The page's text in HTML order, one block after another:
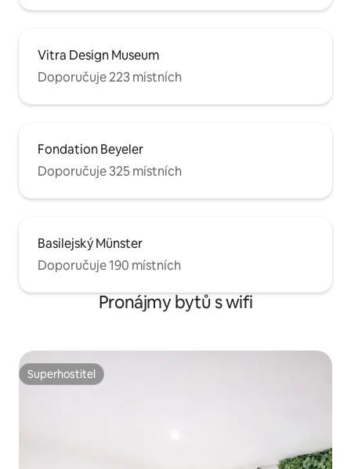
Vitra Design Museum
Doporučuje 223 místních
Fondation Beyeler
Doporučuje 325 místních
Basilejský Münster
Doporučuje 190 místních
Pronájmy bytů s wifi
Superhostitel
Superhostitel